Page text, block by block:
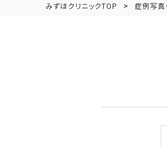
みずほクリニックTOP 症例写真